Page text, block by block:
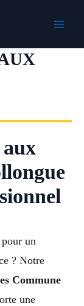
un
? Notre
Commune
une